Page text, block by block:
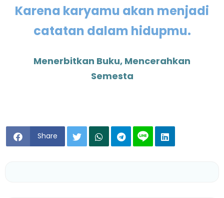
Karena karyamu akan menjadi
catatan dalam hidupmu.
Menerbitkan Buku, Mencerahkan
Semesta
Share